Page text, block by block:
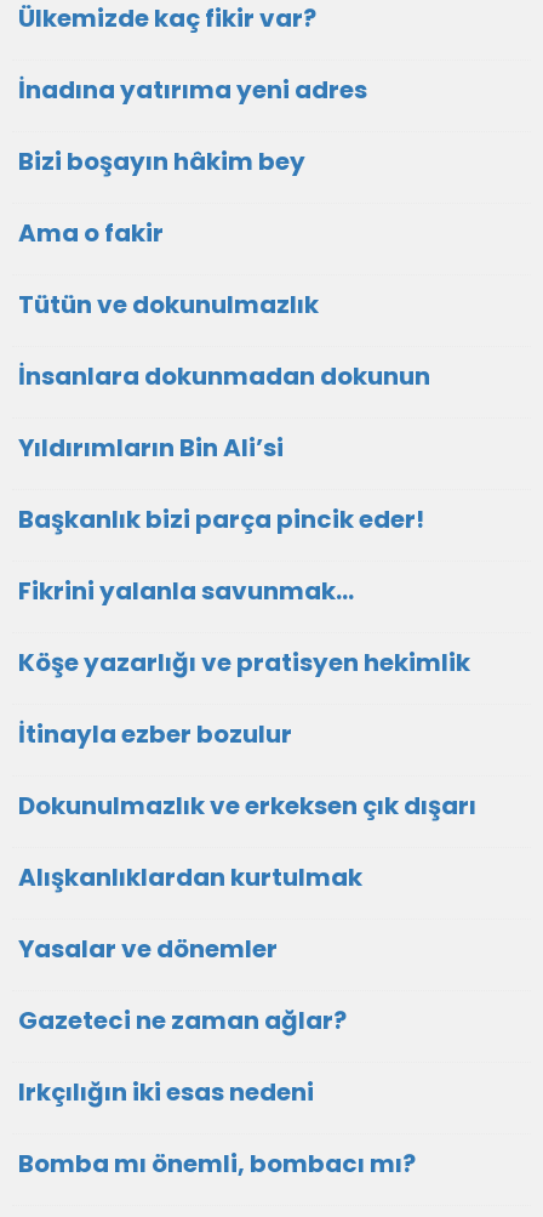
Ülkemizde kaç fikir var?
İnadına yatırıma yeni adres
Bizi boşayın hâkim bey
Ama o fakir
Tütün ve dokunulmazlık
İnsanlara dokunmadan dokunun
Yıldırımların Bin Ali’si
Başkanlık bizi parça pincik eder!
Fikrini yalanla savunmak…
Köşe yazarlığı ve pratisyen hekimlik
İtinayla ezber bozulur
Dokunulmazlık ve erkeksen çık dışarı
Alışkanlıklardan kurtulmak
Yasalar ve dönemler
Gazeteci ne zaman ağlar?
Irkçılığın iki esas nedeni
Bomba mı önemli, bombacı mı?